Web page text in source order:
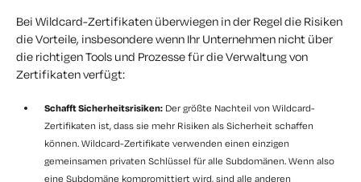
Bei Wildcard-Zertifikaten überwiegen in der Regel die Risiken
die Vorteile, insbesondere wenn Ihr Unternehmen nicht über
die richtigen Tools und Prozesse für die Verwaltung von
Zertifikaten verfügt:
Schafft Sicherheitsrisiken: Der größte Nachteil von Wildcard-
Zertifikaten ist, dass sie mehr Risiken als Sicherheit schaffen
können. Wildcard-Zertifikate verwenden einen einzigen
gemeinsamen privaten Schlüssel für alle Subdomänen. Wenn also
eine Subdomäne kompromittiert wird, sind alle anderen